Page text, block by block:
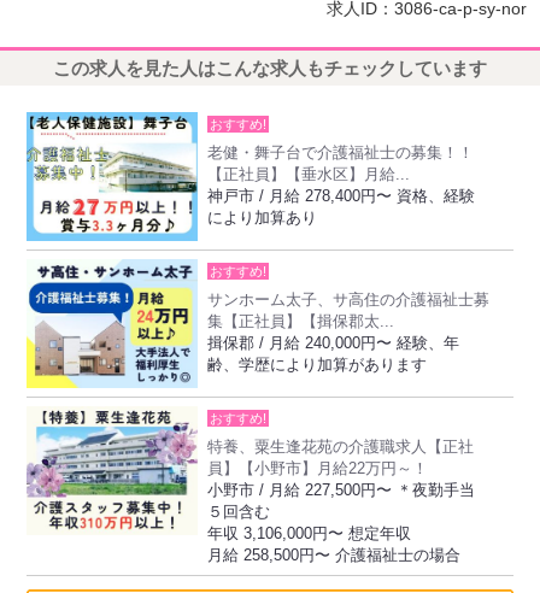
求人ID：3086-ca-p-sy-nor
この求人を見た人はこんな求人もチェックしています
おすすめ!
老健・舞子台で介護福祉士の募集！！
【正社員】【垂水区】月給...
神戸市 / 月給 278,400円〜 資格、経験
により加算あり
おすすめ!
サンホーム太子、サ高住の介護福祉士募
集【正社員】【揖保郡太...
揖保郡 / 月給 240,000円〜 経験、年
齢、学歴により加算があります
おすすめ!
特養、粟生逢花苑の介護職求人【正社
員】【小野市】月給22万円～！
小野市 / 月給 227,500円〜 ＊夜勤手当
５回含む
年収 3,106,000円〜 想定年収
月給 258,500円〜 介護福祉士の場合